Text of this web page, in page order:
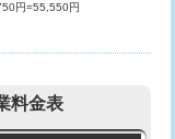
円
円=55,550円
料金表